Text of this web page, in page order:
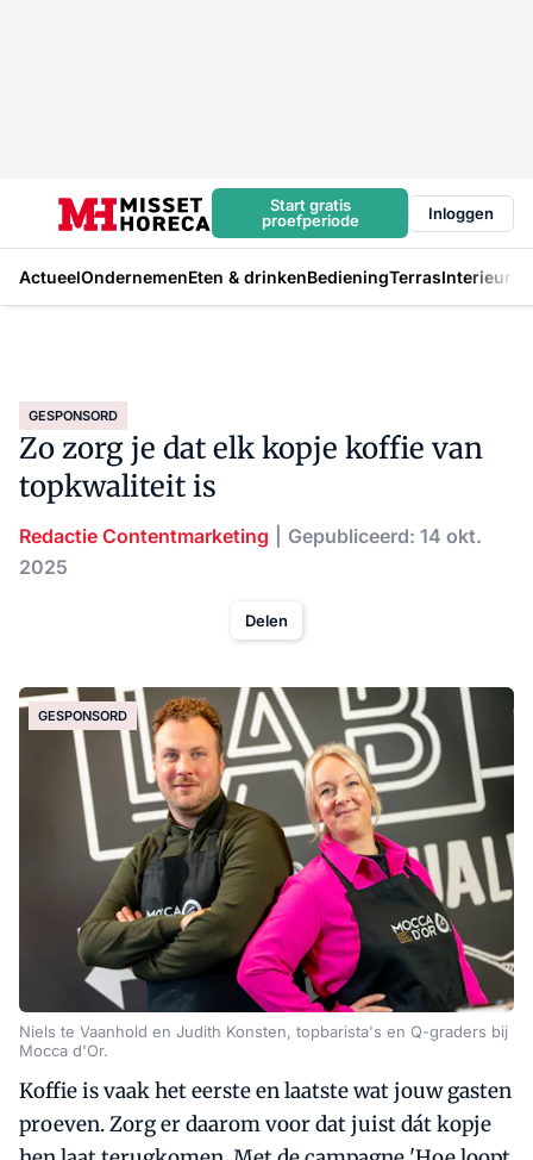
Start gratis
proefperiode
Inloggen
ActueelOndernemenEten & drinkenBedieningTerrasInterieur
GESPONSORD
Zo zorg je dat elk kopje koffie van
topkwaliteit is
Redactie Contentmarketing
Gepubliceerd: 14 okt.
2025
Delen
GESPONSORD
Niels te Vaanhold en Judith Konsten, topbarista's en Q-graders bij
Mocca d'Or.
Koffie is vaak het eerste en laatste wat jouw gasten
proeven. Zorg er daarom voor dat juist dát kopje